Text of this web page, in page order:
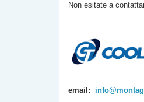
Non esitate a
email: